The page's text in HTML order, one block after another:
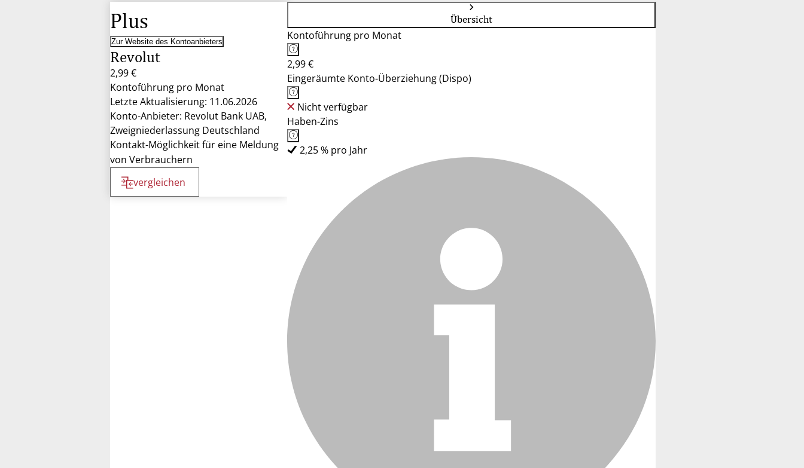
Plus
Zur Website des Kontoanbieters
Revolut
2,99 €
Kontoführung pro Monat
Letzte Aktualisierung: 11.06.2026
Konto-Anbieter: Revolut Bank UAB,
Zweigniederlassung Deutschland
Kontakt-Möglichkeit für eine Meldung
von Verbrauchern
vergleichen
Übersicht
Kontoführung pro Monat
2,99 €
Eingeräumte Konto-Überziehung (Dispo)
Nicht verfügbar
Haben-Zins
2,25 % pro Jahr